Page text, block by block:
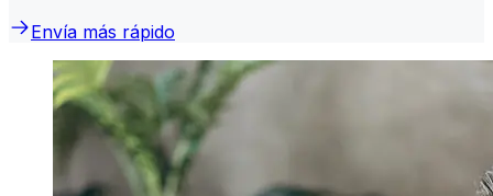
Envía más rápido